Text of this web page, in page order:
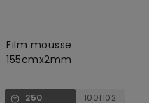
Film mousse
155cmx2mm
250
1001102